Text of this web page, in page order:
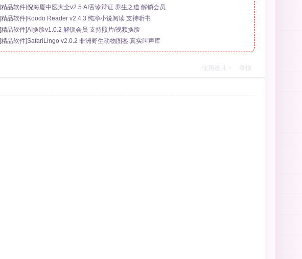
倪海厦中医大全v2.5 AI舌诊辩证 养生之道 解锁会员
[精品软件]
Koodo Reader v2.4.3 纯净小说阅读 支持听书
[精品软件]
AI换脸v1.0.2 解锁会员 支持照片/视频换脸
[精品软件]
SafariLingo v2.0.2 非洲野生动物图鉴 真实叫声库
[精品软件]
使用道具 举报